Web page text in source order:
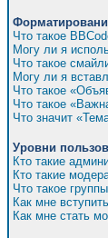
Что такое
Могу ли я
Что такое
Могу ли я
Что такое
Что такое
Что значит
Уровни
Кто такие
Кто такие
Что такое
Как мне
Как мне стать